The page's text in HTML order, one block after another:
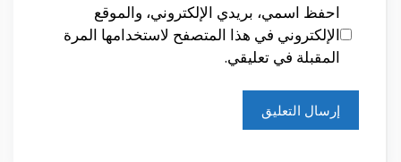
احفظ اسمي، بريدي الإلكتروني، والموقع
الإلكتروني في هذا المتصفح لاستخدامها المرة
المقبلة في تعليقي.